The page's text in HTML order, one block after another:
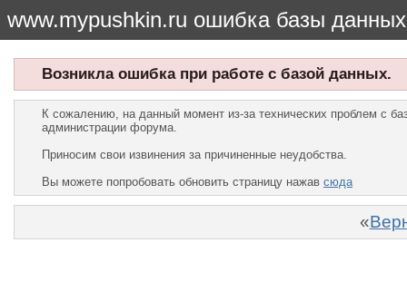
www.mypushkin.ru ошибка базы данных
Возникла ошибка при работе с базой данных.
К сожалению, на данный момент из-за технических проблем с
администрации форума.
Приносим свои извинения за причиненные неудобства.
Вы можете попробовать обновить страницу нажав сюда
«